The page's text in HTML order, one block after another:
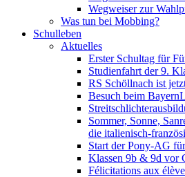
Wegweiser zur
Was tun bei Mobbing?
Schulleben
Aktuelles
Erster Schultag für
Studienfahrt der 9.
RS Schöllnach ist
Besuch beim
Sommer, Sonne,
die italienisch-
Start der Pony-AG
Klassen 9b & 9d vor
Félicitations aux